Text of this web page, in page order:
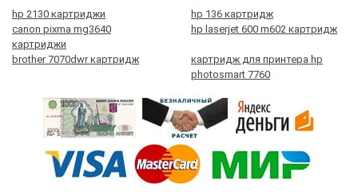
hp 2130 картриджи
hp 136 картридж
canon pixma mg3640
картриджи
hp laserjet 600 m602 картридж
brother 7070dwr картридж
картридж для принтера hp
photosmart 7760